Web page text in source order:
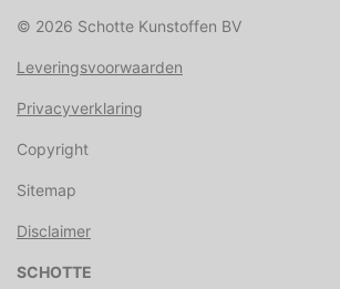
© 2026 Schotte Kunstoffen BV
Leveringsvoorwaarden
Privacyverklaring
Copyright
Sitemap
Disclaimer
SCHOTTE